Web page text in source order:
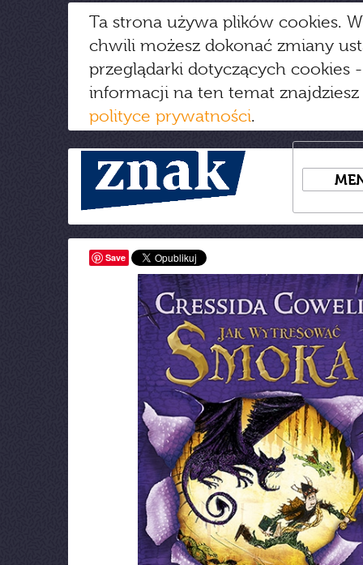
Ta strona używa plików cookies.
chwili możesz dokonać zmiany
przeglądarki dotyczących cookies
informacji na ten temat
polityce prywatności.
Save